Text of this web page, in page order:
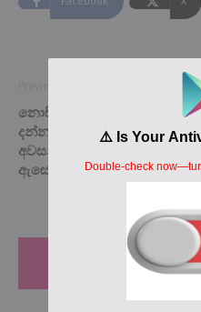
නොසිතූ මොහොතක ලොවක්
දන්න සන්නාමයක ලොක්කෙක්
අවසන් ගමන් යයි… මේ ඒ ගැන
ඇසෙන සංවේදී පුවත මෙන්න…
RELATED ARTICLES